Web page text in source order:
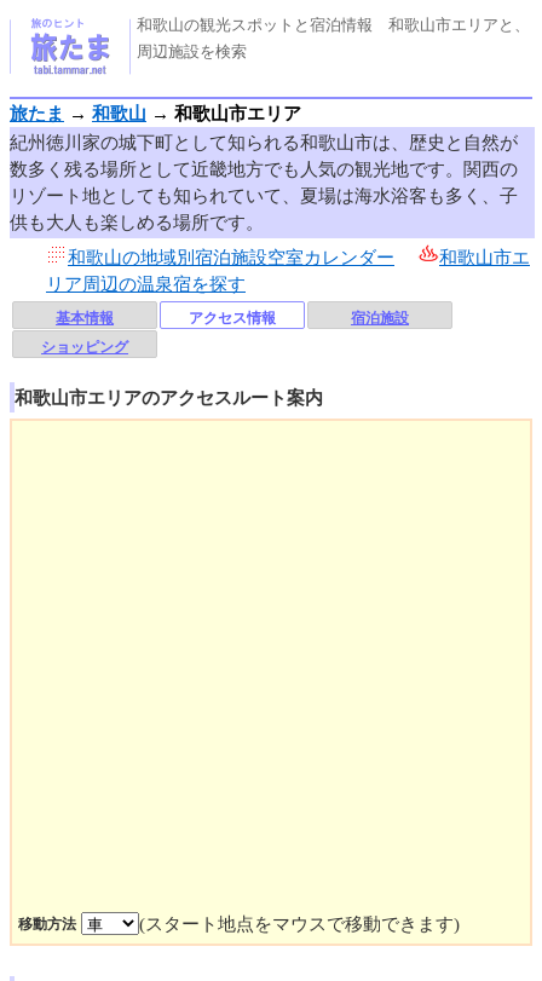
和歌山の観光スポットと宿泊情報 和歌山市エリアと、
周辺施設を検索
旅たま → 和歌山 → 和歌山市エリア
紀州徳川家の城下町として知られる和歌山市は、歴史と自然が
数多く残る場所として近畿地方でも人気の観光地です。関西の
リゾート地としても知られていて、夏場は海水浴客も多く、子
供も大人も楽しめる場所です。
和歌山の地域別宿泊施設空室カレンダー
和歌山市エ
リア周辺の温泉宿を探す
基本情報 アクセス情報
宿泊施設
ショッピング
和歌山市エリアのアクセスルート案内
移動方法 (スタート地点をマウスで移動できます)